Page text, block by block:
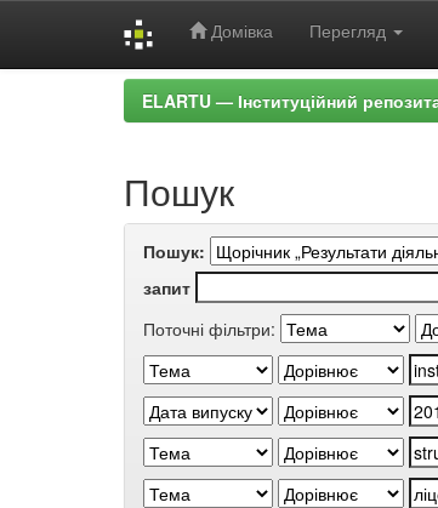
Домівка Перегляд
ELARTU — Інституційний
Пошук
Пошук:
запит
Поточні фільтри: